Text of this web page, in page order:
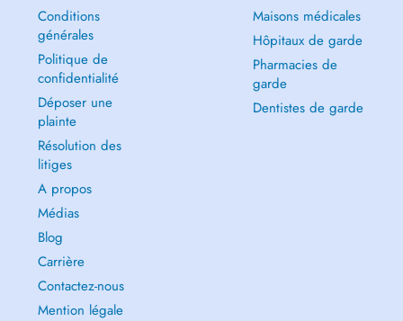
Conditions
générales
Politique de
confidentialité
Déposer une
plainte
Résolution des
litiges
A propos
Médias
Blog
Carrière
Contactez-nous
Mention légale
Maisons médicales
Hôpitaux de garde
Pharmacies de
garde
Dentistes de garde